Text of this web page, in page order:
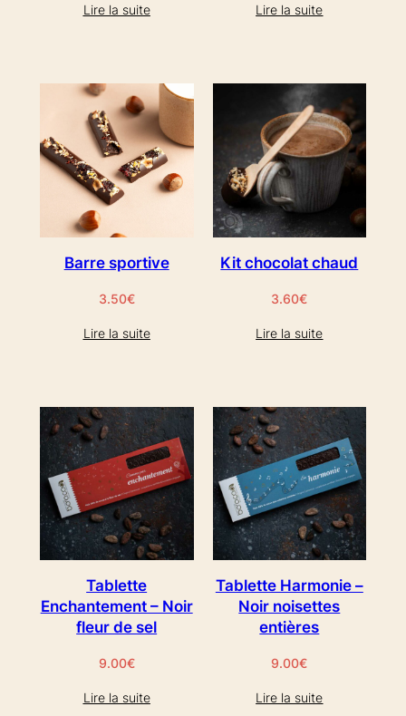
Lire la suite Lire la suite
Barre sportive
3.50€
Lire la suite
Kit chocolat chaud
3.60€
Lire la suite
Tablette
Enchantement – Noir
fleur de sel
9.00€
Lire la suite
Tablette Harmonie –
Noir noisettes
entières
9.00€
Lire la suite